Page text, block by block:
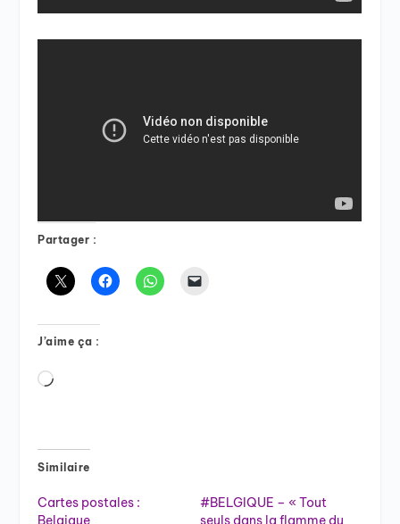
Partager :
J’aime ça :
Chargement…
Similaire
Cartes postales :
Belgique
#BELGIQUE – « Tout
seuls dans la flamme du